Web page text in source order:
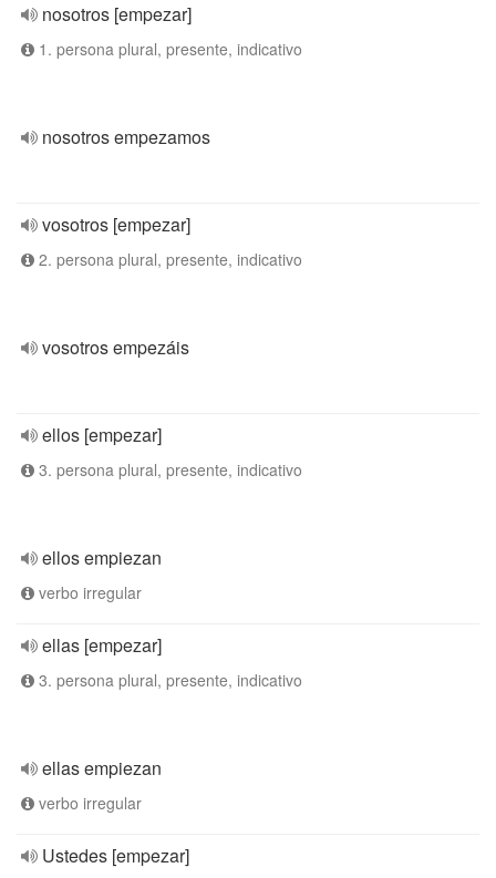
nosotros [empezar]
1. persona plural, presente, indicativo
nosotros empezamos
vosotros [empezar]
2. persona plural, presente, indicativo
vosotros empezáis
ellos [empezar]
3. persona plural, presente, indicativo
ellos empiezan
verbo irregular
ellas [empezar]
3. persona plural, presente, indicativo
ellas empiezan
verbo irregular
Ustedes [empezar]